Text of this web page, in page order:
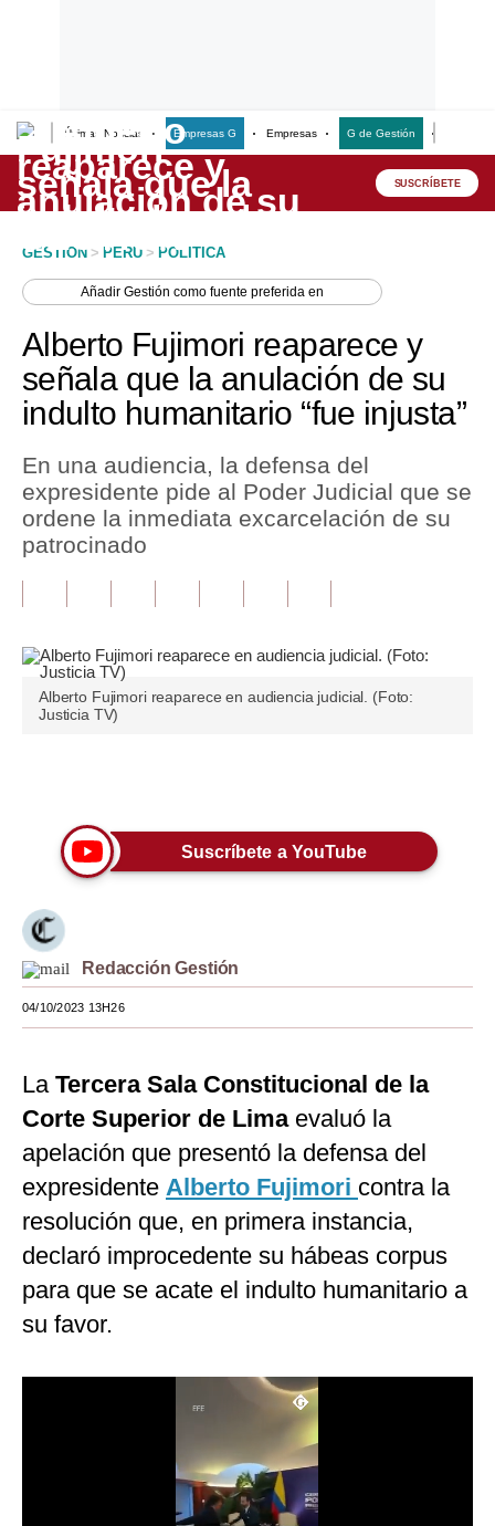
Últimas Noticias Empresas G Empresas G de Gestión
Lo último
Peru Quiosco
Economía
Mercados
Política
Tu Dinero
Finanzas Personales
Plus G
Opinión
Blogs
Lujo
Viajes
Mundo
EEUU
México
España
Internacional
Tecnología
Club del Suscriptor
SUSCRÍBETE
GESTION > PERU > POLITICA
AñadirGestión como fuente preferida en
Alberto Fujimori reaparece y
señala que la anulación de su
indulto humanitario “fue injusta”
En una audiencia, la defensa del
expresidente pide al Poder Judicial que se
ordene la inmediata excarcelación de su
patrocinado
Alberto Fujimori reaparece en audiencia judicial. (Foto:
Justicia TV)
Suscríbete a YouTube
Redacción Gestión
04/10/2023 13H26
La Tercera Sala Constitucional de la
Corte Superior de Limaevaluó la
apelación que presentó la defensa del
expresidente Alberto Fujimori contra la
resolución que, en primera instancia,
declaró improcedente su hábeas corpus
para que se acate el indulto humanitario a
su favor.